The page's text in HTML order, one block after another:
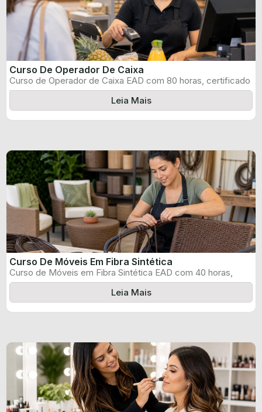
Curso De Operador De Caixa
Curso de Operador de Caixa EAD com 80 horas, certificado
informado pelo produtor ...
Leia Mais
Curso De Móveis Em Fibra Sintética
Curso de Móveis em Fibra Sintética EAD com 40 horas,
certificado informado pelo ...
Leia Mais